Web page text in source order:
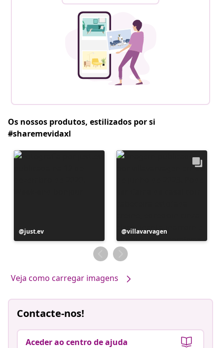
Os nossos produtos, estilizados por si
#sharemevidaxl
Postagem
publicada
just.ev
Postagem
publicada
por
villavarvagen
Veja como carregar imagens
Contacte-nos!
Aceder ao centro de ajuda